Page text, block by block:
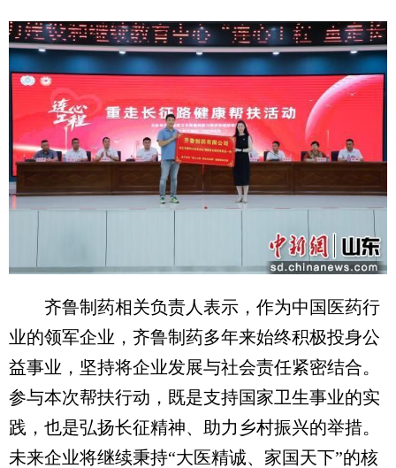
齐鲁制药相关负责人表示，作为中国医药行
业的领军企业，齐鲁制药多年来始终积极投身公
益事业，坚持将企业发展与社会责任紧密结合。
参与本次帮扶行动，既是支持国家卫生事业的实
践，也是弘扬长征精神、助力乡村振兴的举措。
未来企业将继续秉持“大医精诚、家国天下”的核